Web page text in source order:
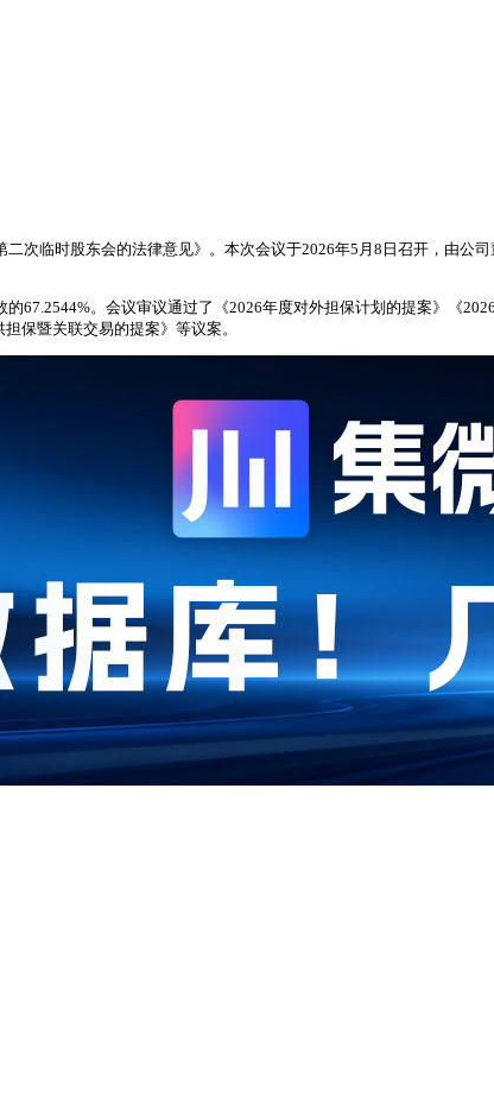
次临时股东会的法律意见》。本次会议于2026年5月8日召开，由公
。会议审议通过了《2026年度对外担保计划的提案》《
保暨关联交易的提案》等议案。